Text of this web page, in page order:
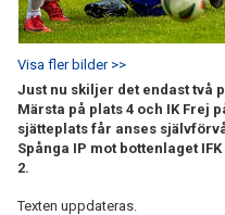
Visa fler bilder >>
Just nu skiljer det endast två
Märsta på plats 4 och IK Frej
sjätteplats får anses
Spånga IP mot bottenlaget
2.
Texten uppdateras.